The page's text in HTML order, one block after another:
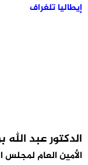
إيطاليا تلغراف
الدكتور عبد
الأمين العام لمجلس